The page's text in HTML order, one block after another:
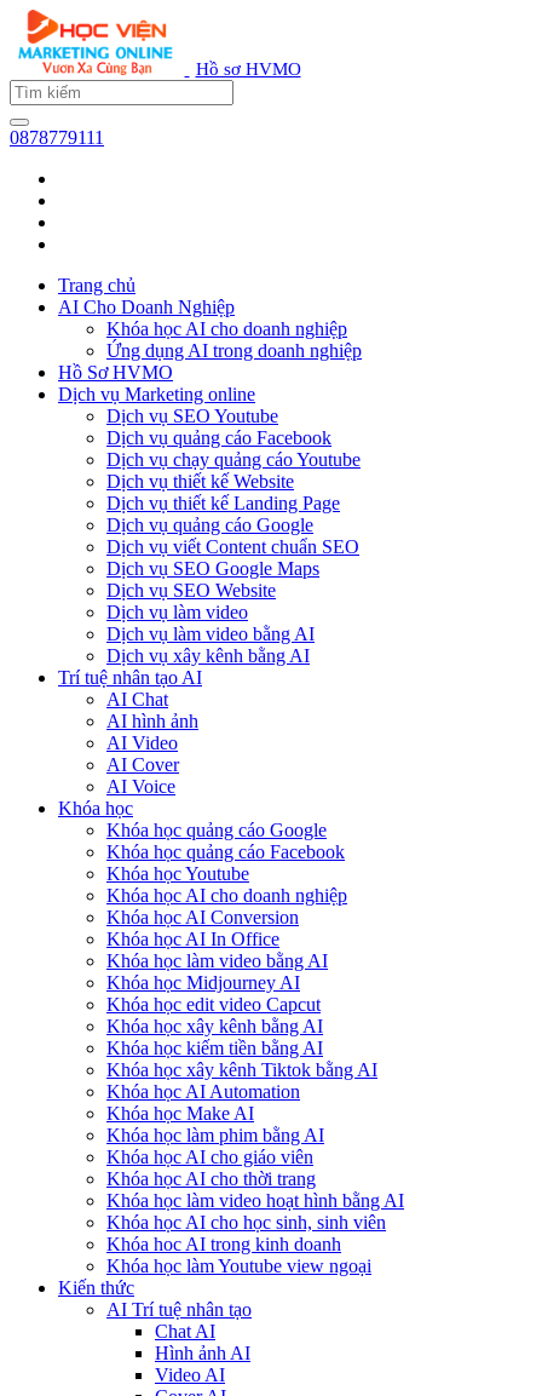
Hồ sơ HVMO
0878779111
Trang chủ
AI Cho Doanh Nghiệp
Khóa học AI cho doanh nghiệp
Ứng dụng AI trong doanh nghiệp
Hồ Sơ HVMO
Dịch vụ Marketing online
Dịch vụ SEO Youtube
Dịch vụ quảng cáo Facebook
Dịch vụ chạy quảng cáo Youtube
Dịch vụ thiết kế Website
Dịch vụ thiết kế Landing Page
Dịch vụ quảng cáo Google
Dịch vụ viết Content chuẩn SEO
Dịch vụ SEO Google Maps
Dịch vụ SEO Website
Dịch vụ làm video
Dịch vụ làm video bằng AI
Dịch vụ xây kênh bằng AI
Trí tuệ nhân tạo AI
AI Chat
AI hình ảnh
AI Video
AI Cover
AI Voice
Khóa học
Khóa học quảng cáo Google
Khóa học quảng cáo Facebook
Khóa học Youtube
Khóa học AI cho doanh nghiệp
Khóa học AI Conversion
Khóa học AI In Office
Khóa học làm video bằng AI
Khóa học Midjourney AI
Khóa học edit video Capcut
Khóa học xây kênh bằng AI
Khóa học kiếm tiền bằng AI
Khóa học xây kênh Tiktok bằng AI
Khóa học AI Automation
Khóa học Make AI
Khóa học làm phim bằng AI
Khóa học AI cho giáo viên
Khóa học AI cho thời trang
Khóa học làm video hoạt hình bằng AI
Khóa học AI cho học sinh, sinh viên
Khóa hoc AI trong kinh doanh
Khóa học làm Youtube view ngoại
Kiến thức
AI Trí tuệ nhân tạo
Chat AI
Hình ảnh AI
Video AI